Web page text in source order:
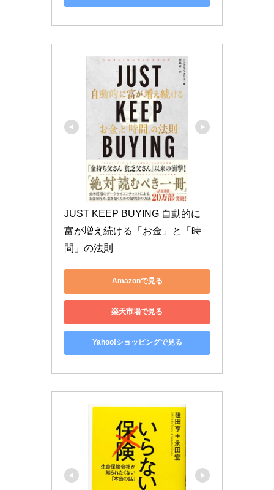
JUST KEEP BUYING 自動的に
富が増え続ける「お金」と「時
間」の法則
Amazonで見る
楽天市場で見る
Yahoo!ショッピングで見る